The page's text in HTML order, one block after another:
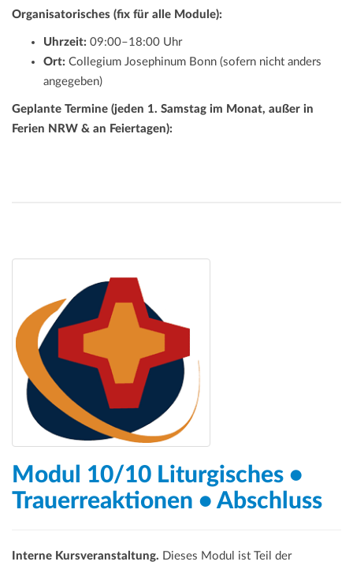
Organisatorisches (fix für alle Module):
Uhrzeit: 09:00–18:00 Uhr
Ort: Collegium Josephinum Bonn (sofern nicht anders
angegeben)
Geplante Termine (jeden 1. Samstag im Monat, außer in
Ferien NRW & an Feiertagen):
Modul 10/10 Liturgisches •
Trauerreaktionen • Abschluss
Interne Kursveranstaltung. Dieses Modul ist Teil der